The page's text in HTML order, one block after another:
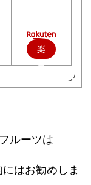
楽
天
で
ルーツは
はお勧めしま